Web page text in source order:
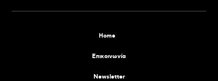
Home
Επικοινωνία
Newsletter